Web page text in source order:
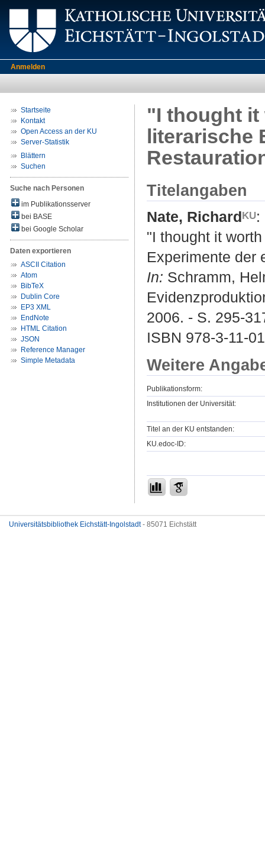
Anmelden
Startseite
Kontakt
Open Access an der KU
Server-Statistik
Blättern
Suchen
Suche nach Personen
im Publikationsserver
bei BASE
bei Google Scholar
Daten exportieren
ASCII Citation
Atom
BibTeX
Dublin Core
EP3 XML
EndNote
HTML Citation
JSON
Reference Manager
Simple Metadata
"I thought
literarische
Titelangaben
Nate, Richard
:
"I thought it
Experimente der
In: Schramm,
2006. - S. 295-
ISBN 978-3-11-
Weitere
Publikationsform:
Institutionen der Universität:
Titel an der KU entstanden:
KU.edoc-ID:
Universitätsbibliothek Eichstätt-Ingolstadt- 85071 Eichstätt